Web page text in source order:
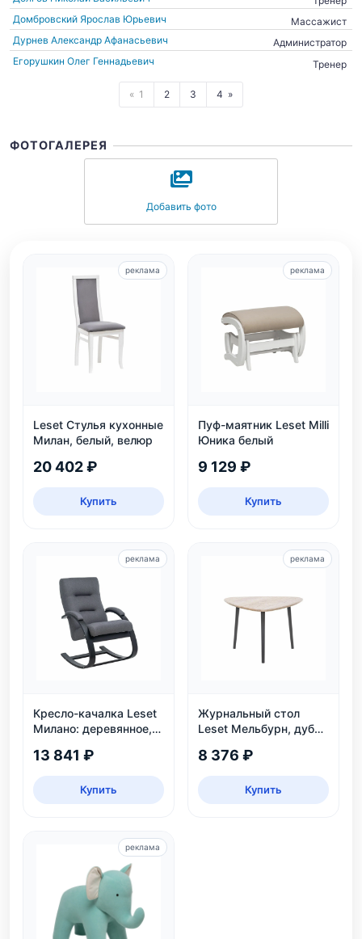
Домбровский Ярослав Юрьевич
Массажист
Дурнев Александр Афанасьевич
Администратор
Егорушкин Олег Геннадьевич
Тренер
1 2 3 4
ФОТОГАЛЕРЕЯ
Добавить фото
Leset Стулья кухонные
Милан, белый, велюр
20 402 ₽
Купить
реклама
Пуф-маятник Leset Milli
Юника белый
9 129 ₽
Купить
реклама
Кресло-качалка Leset
Милано: деревянное,
95
13 841 ₽
Купить
реклама
Журнальный стол
Leset Мельбурн, дуб
8 376 ₽
Купить
реклама
реклама